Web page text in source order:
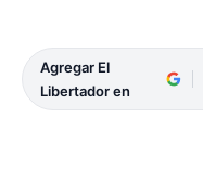
Agregar El
Libertador en